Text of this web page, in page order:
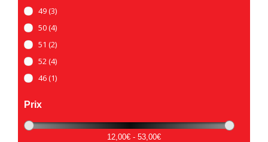
49(3)
50(4)
51 (2)
52(4)
46(1)
Prix
12,00€ - 53,00€